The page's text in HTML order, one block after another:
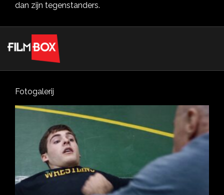
dan zijn tegenstanders.
Fotogalerij